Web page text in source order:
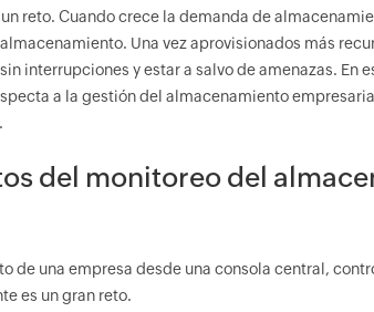
reto. Cuando crece la demanda de
Una vez aprovisionados más
interrupciones y estar a salvo de amenazas. En
a la gestión del almacenamiento
del monitoreo del
de una empresa desde una consola central,
es un gran reto.